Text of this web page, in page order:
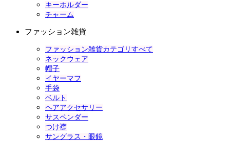
キーホルダー
チャーム
ファッション雑貨
ファッション雑貨カテゴリすべて
ネックウェア
帽子
イヤーマフ
手袋
ベルト
ヘアアクセサリー
サスペンダー
つけ襟
サングラス・眼鏡